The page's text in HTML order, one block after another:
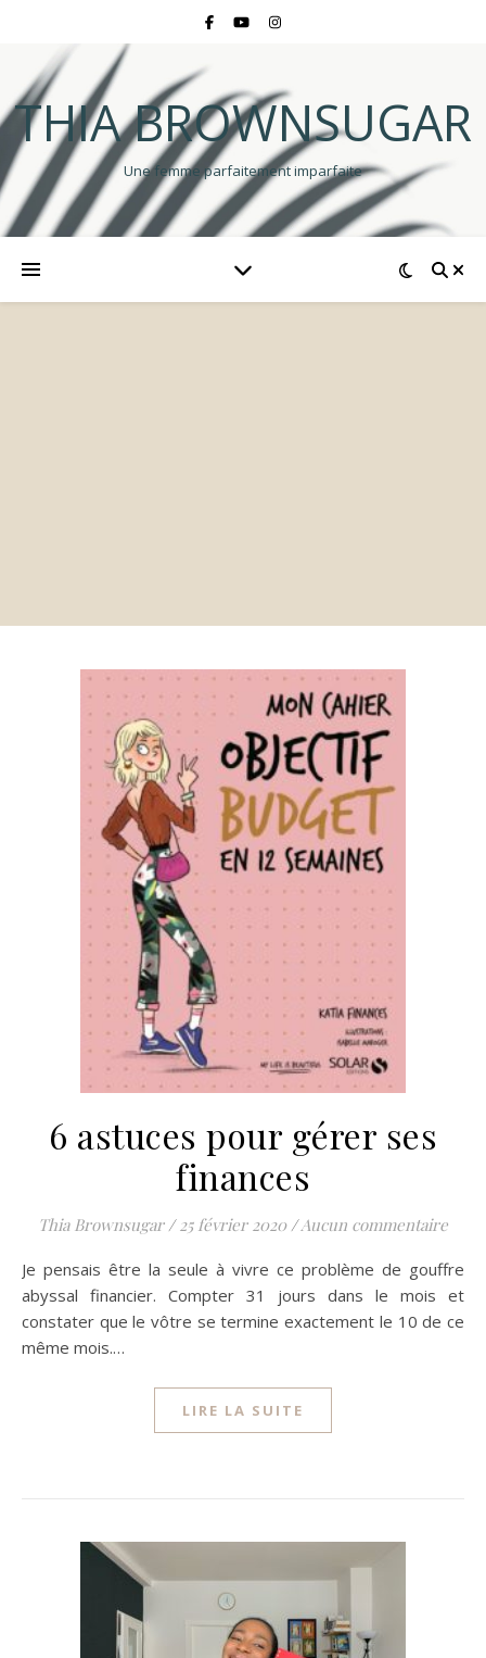
THIA BROWNSUGAR
Une femme parfaitement imparfaite
6 astuces pour gérer ses
finances
Thia Brownsugar / 25 février 2020 / Aucun commentaire
Je pensais être la seule à vivre ce problème de gouffre
abyssal financier. Compter 31 jours dans le mois et
constater que le vôtre se termine exactement le 10 de ce
même mois.…
LIRE LA SUITE